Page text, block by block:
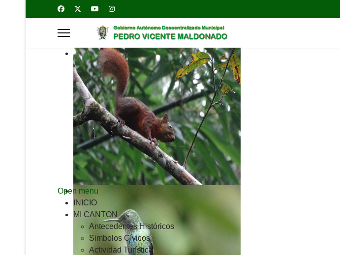
Open menu
INICIO
MI CANTON
Antecedentes Históricos
Simbolos Cívicos
Actividad Turística